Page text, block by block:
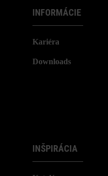
INFORMÁCIE
Kariéra
Downloads
INŠPIRÁCIA